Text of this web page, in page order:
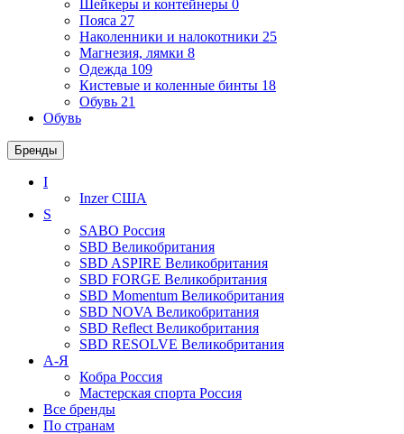
Шейкеры и контейнеры 0
Пояса 27
Наколенники и налокотники 25
Магнезия, лямки 8
Одежда 109
Кистевые и коленные бинты 18
Обувь 21
Обувь
Бренды
I
InzerСША
S
SABO Россия
SBD Великобритания
SBD ASPIRE Великобритания
SBD FORGE Великобритания
SBD Momentum Великобритания
SBD NOVA Великобритания
SBD Reflect Великобритания
SBD RESOLVE Великобритания
А-Я
Кобра Россия
Мастерская спорта Россия
Все бренды
По странам